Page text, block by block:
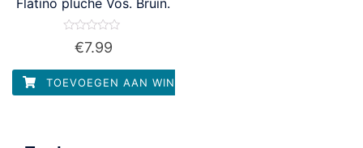
Waardering
5
€7.99
TOEVOEGEN AAN WINKELWAGEN